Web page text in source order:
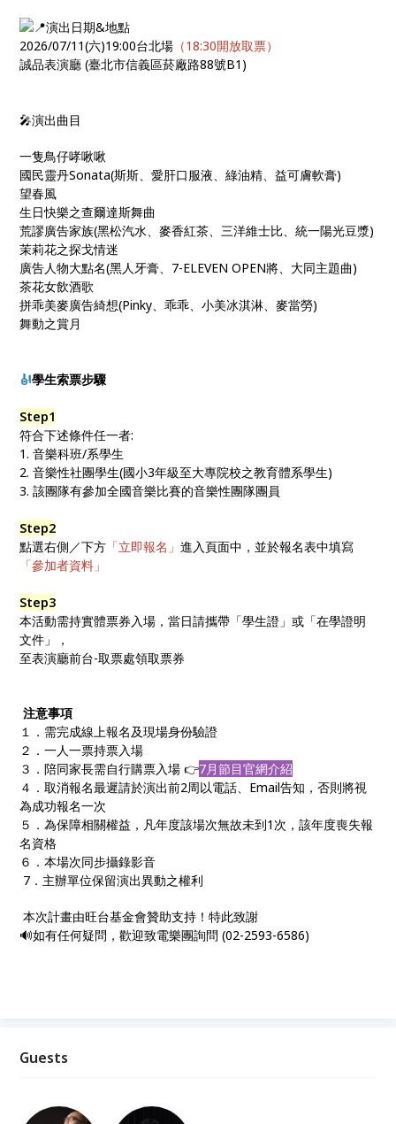
演出日期&地點
2026/07/11(六)19:00台北場 （18:30開放取票）
誠品表演廳 (臺北市信義區菸廠路88號B1)
🎤演出曲目
一隻鳥仔哮啾啾
國民靈丹Sonata(斯斯、愛肝口服液、綠油精、益可膚軟膏)
望春風
生日快樂之查爾達斯舞曲
荒謬廣告家族(黑松汽水、麥香紅茶、三洋維士比、統一陽光豆漿)
茉莉花之探戈情迷
廣告人物大點名(黑人牙膏、7-ELEVEN OPEN將、大同主題曲)
茶花女飲酒歌
拼乖美麥廣告綺想(Pinky、乖乖、小美冰淇淋、麥當勞)
舞動之賞月
🎻學生索票步驟
Step1
符合下述條件任一者:
1. 音樂科班/系學生
2. 音樂性社團學生(國小3年級至大專院校之教育體系學生)
3. 該團隊有參加全國音樂比賽的音樂性團隊團員
Step2
點選右側／下方 「立即報名」進入頁面中，並於報名表中填寫
「參加者資料」
Step3
本活動需持實體票券入場，當日請攜帶「學生證」或「在學證明
文件」，
至表演廳前台-取票處領取票券
注意事項
１． 需完成線上報名及現場身份驗證
２．一人一票持票入場
３．陪同家長需自行購票入場 👉7月節目官網介紹
４．取消報名最遲請於演出前2周以電話、Email告知，否則將視
為成功報名一次
５．為保障相關權益，凡年度該場次無故未到1次，該年度喪失報
名資格
６．本場次同步攝錄影音
7． 主辦單位保留演出異動之權利
本次計畫由旺台基金會贊助支持！特此致謝
🔊如有任何疑問，歡迎致電樂團詢問 (02-2593-6586)
Guests